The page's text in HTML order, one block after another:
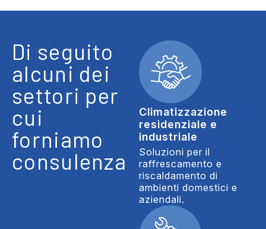
Di seguito
alcuni dei
settori per
cui
forniamo
consulenza
Climatizzazione
residenziale e
industriale
Soluzioni per il
raffrescamento e
riscaldamento di
ambienti domestici e
aziendali.